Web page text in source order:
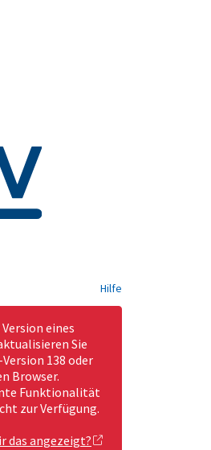
Hilfe
eines
Sie
138 oder
Browser.
Funktionalität
zur Verfügung.
das angezeigt?